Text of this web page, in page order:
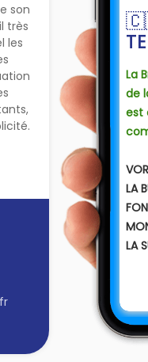
son
très
les
La
de
est
LA
LA
Sa
18